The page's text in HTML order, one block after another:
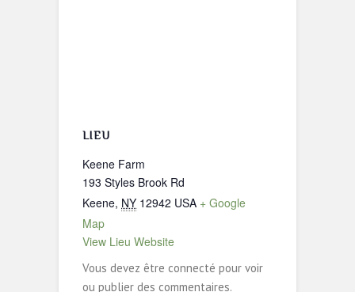
LIEU
Keene Farm
193 Styles Brook Rd
Keene, NY 12942 USA + Google
Map
View Lieu Website
Vous devez être connecté pour voir
ou publier des commentaires.